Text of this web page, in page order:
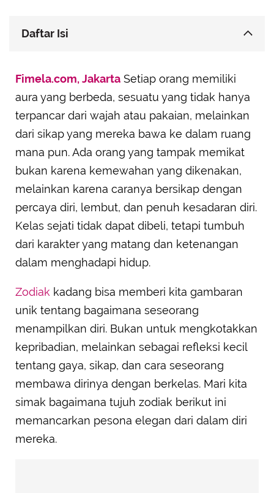
Daftar Isi
Sikap
Capricorn: Elegan karena Kedewasaan dan
Ketegasan
Virgo: Berkelas lewat Ketelitian dan Kerapian
Leo: Penuh Wibawa dengan Percaya Diri yang
Hangat
Taurus: Tenang, Stabil, dan Selalu Punya Cita
Aquarius: Unik tapi Tetap Menawan
Scorpio: Misterius tapi Penuh Daya Tarik
Fimela.com, Jakarta Setiap orang memiliki
aura yang berbeda, sesuatu yang tidak hanya
terpancar dari wajah atau pakaian, melainkan
dari sikap yang mereka bawa ke dalam ruang
mana pun. Ada orang yang tampak memikat
bukan karena kemewahan yang dikenakan,
melainkan karena caranya bersikap dengan
percaya diri, lembut, dan penuh kesadaran diri.
Kelas sejati tidak dapat dibeli, tetapi tumbuh
dari karakter yang matang dan ketenangan
dalam menghadapi hidup.
Zodiak kadang bisa memberi kita gambaran
unik tentang bagaimana seseorang
menampilkan diri. Bukan untuk mengkotakkan
kepribadian, melainkan sebagai refleksi kecil
tentang gaya, sikap, dan cara seseorang
membawa dirinya dengan berkelas. Mari kita
simak bagaimana tujuh zodiak berikut ini
memancarkan pesona elegan dari dalam diri
mereka.